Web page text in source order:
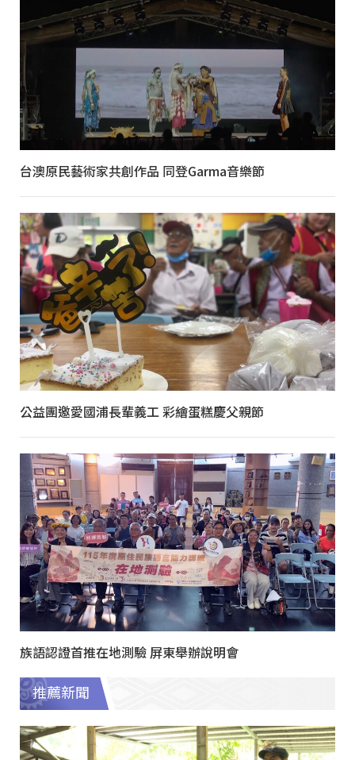
台澳原民藝術家共創作品 同登Garma音樂節
公益團邀愛國浦長輩義工 彩繪蛋糕慶父親節
族語認證首推在地測驗 屏東舉辦說明會
推薦新聞